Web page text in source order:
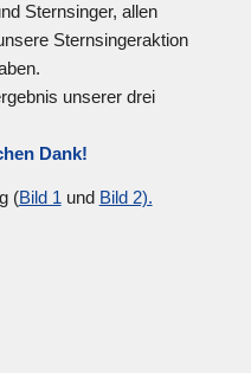
Sternsinger, allen
Sternsingeraktion
unserer drei
Dank!
(Bild 1 und Bild 2).